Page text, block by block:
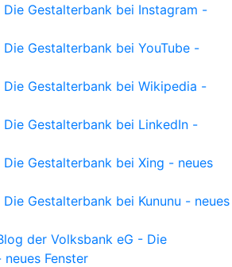
Gestalterbank bei Instagram -
Gestalterbank bei YouTube -
Gestalterbank bei Wikipedia -
Gestalterbank bei LinkedIn -
Gestalterbank bei Xing - neues
Gestalterbank bei Kununu - neues
der Volksbank eG - Die
Fenster